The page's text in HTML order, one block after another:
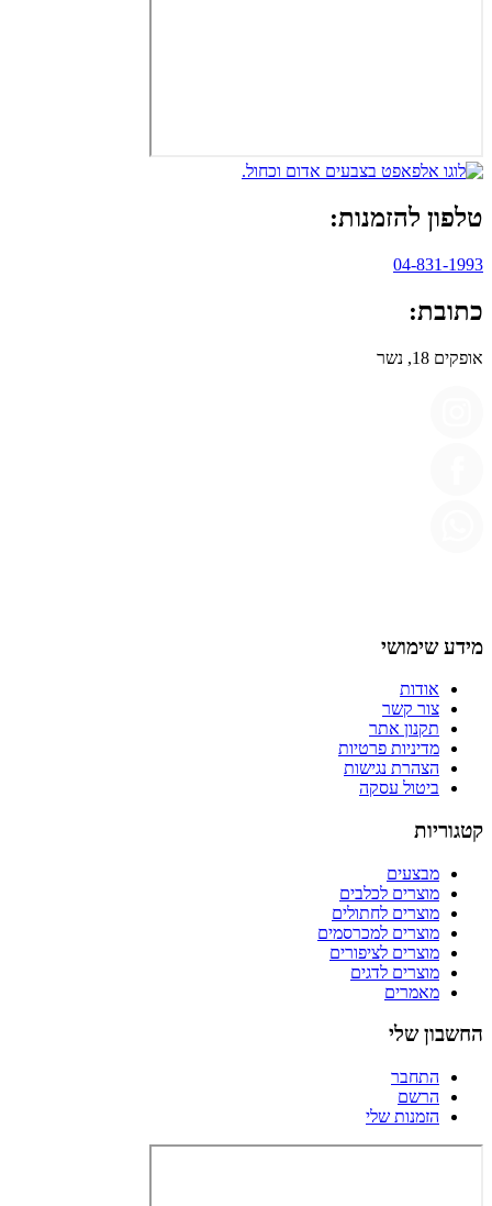
טלפון להזמנות:
04-831-1993
כתובת:
אופקים 18, נשר
מידע שימושי
אודות
צור קשר
תקנון אתר
מדיניות פרטיות
הצהרת נגישות
ביטול עסקה
קטגוריות
מבצעים
מוצרים לכלבים
מוצרים לחתולים
מוצרים למכרסמים
מוצרים לציפורים
מוצרים לדגים
מאמרים
החשבון שלי
התחבר
הרשם
הזמנות שלי